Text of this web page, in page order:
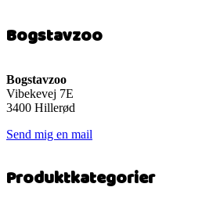
Bogstavzoo
Bogstavzoo
Vibekevej 7E
3400 Hillerød
Send mig en mail
Produktkategorier